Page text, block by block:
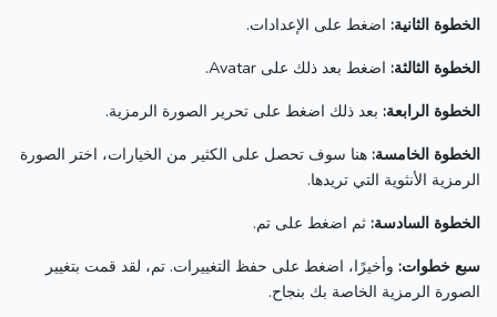
الخطوة الثانية: اضغط على الإعدادات.
الخطوة الثالثة: اضغط بعد ذلك على Avatar.
الخطوة الرابعة: بعد ذلك اضغط على تحرير الصورة الرمزية.
الخطوة الخامسة: هنا سوف تحصل على الكثير من الخيارات، اختر الصورة
الرمزية الأنثوية التي تريدها.
الخطوة السادسة: ثم اضغط على تم.
سبع خطوات: وأخيرًا، اضغط على حفظ التغييرات. تم، لقد قمت بتغيير
الصورة الرمزية الخاصة بك بنجاح.